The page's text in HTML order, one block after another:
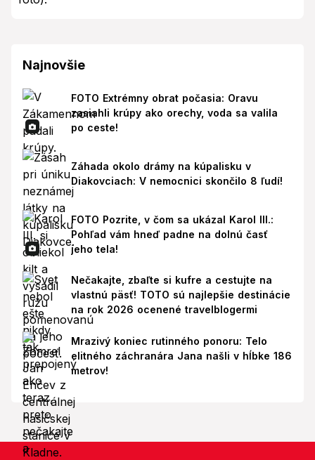
Najnovšie
FOTO Extrémny obrat počasia: Oravu
zasiahli krúpy ako orechy, voda sa valila
po ceste!
Záhada okolo drámy na kúpalisku v
Diakovciach: V nemocnici skončilo 8 ľudí!
FOTO Pozrite, v čom sa ukázal Karol III.:
Pohľad vám hneď padne na dolnú časť
jeho tela!
Nečakajte, zbaľte si kufre a cestujte na
vlastnú päsť! TOTO sú najlepšie destinácie
na rok 2026 ocenené travelblogermi
Mrazivý koniec rutinného ponoru: Telo
elitného záchranára Jana našli v hĺbke 186
metrov!